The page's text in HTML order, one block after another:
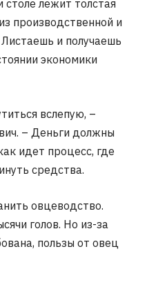
лежит толстая
производственной и
и получаешь
экономики
вслепую, –
– Деньги должны
идет процесс, где
средства.
овцеводство.
голов. Но из-за
пользы от овец